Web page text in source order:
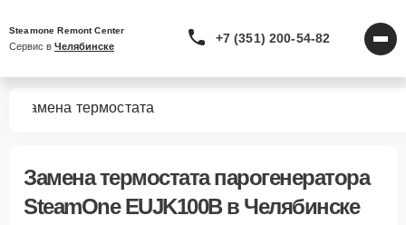
Steamone Remont Center
Сервис в Челябинске
+7 (351) 200-54-82
Замена термостата
Замена термостата парогенератора
SteamOne EUJK100B в Челябинске